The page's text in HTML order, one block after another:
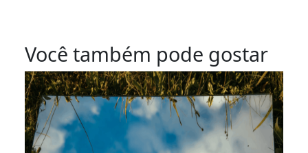
Você também pode gostar